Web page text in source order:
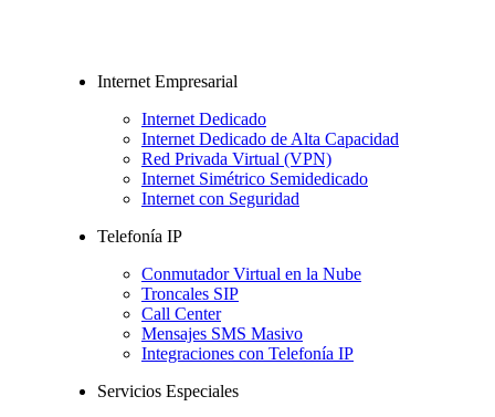
Internet Empresarial
Internet Dedicado
Internet Dedicado de Alta Capacidad
Red Privada Virtual (VPN)
Internet Simétrico Semidedicado
Internet con Seguridad
Telefonía IP
Conmutador Virtual en la Nube
Troncales SIP
Call Center
Mensajes SMS Masivo
Integraciones con Telefonía IP
Servicios Especiales